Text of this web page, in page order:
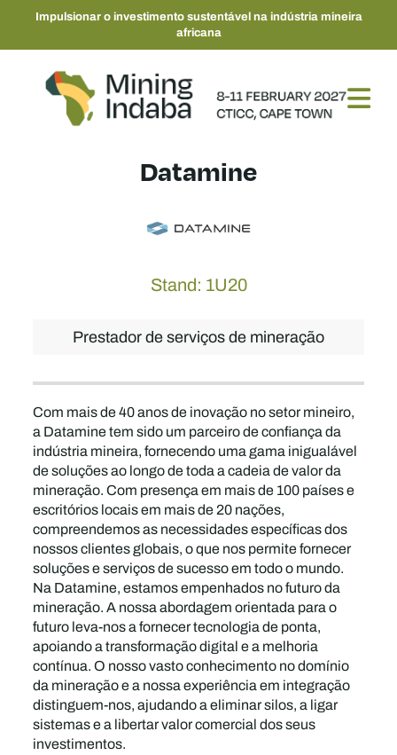
Impulsionar o investimento sustentável na indústria mineira
africana
Datamine
Stand: 1U20
Prestador de serviços de mineração
Com mais de 40 anos de inovação no setor mineiro,
a Datamine tem sido um parceiro de confiança da
indústria mineira, fornecendo uma gama inigualável
de soluções ao longo de toda a cadeia de valor da
mineração. Com presença em mais de 100 países e
escritórios locais em mais de 20 nações,
compreendemos as necessidades específicas dos
nossos clientes globais, o que nos permite fornecer
soluções e serviços de sucesso em todo o mundo.
Na Datamine, estamos empenhados no futuro da
mineração. A nossa abordagem orientada para o
futuro leva-nos a fornecer tecnologia de ponta,
apoiando a transformação digital e a melhoria
contínua. O nosso vasto conhecimento no domínio
da mineração e a nossa experiência em integração
distinguem-nos, ajudando a eliminar silos, a ligar
sistemas e a libertar valor comercial dos seus
investimentos.